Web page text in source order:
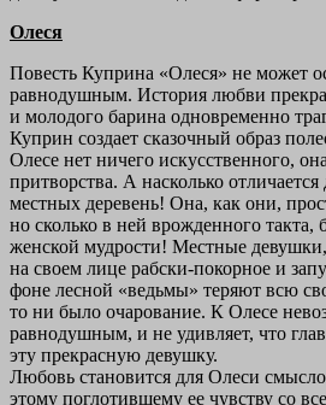
Олеся
Повесть Куприна «Олеся» не может
равнодушным. История любви
и молодого барина одновременно
Куприн создает сказочный образ
Олесе нет ничего искусственного,
притворства. А насколько
местных деревень! Она, как они,
но сколько в ней врожденного такта,
женской мудрости! Местные
на своем лице рабски-покорное и
фоне лесной «ведьмы» теряют всю
то ни было очарование. К Олесе
равнодушным, и не удивляет, что
эту прекрасную девушку.
Любовь становится для Олеси
этому поглотившему ее чувству со